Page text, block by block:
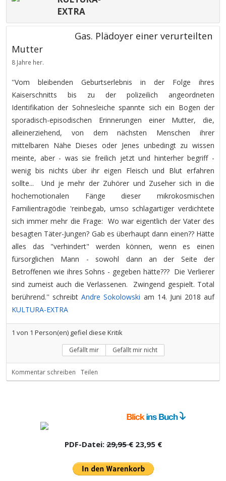
EXTRA
Gas. Plädoyer einer verurteilten
Mutter
8 Jahre her.
''Vom bleibenden Geburtserlebnis in der Folge ihres
Kaiserschnitts bis zu der polizeilich angeordneten
Identifikation der Sohnesleiche spannte sich ein Bogen der
sporadisch-episodischen Erinnerungen einer Mutter, die,
alleinerziehend, von dem nächsten Menschen ihrer
mittelbaren Nähe Dieses oder Jenes unbedingt zu wissen
meinte, aber - was sie freilich jetzt und hinterher begriff -
wenig bis nichts über ihr eigen Fleisch und Blut erfahren
sollte... Und je mehr der Zuhörer und Zuseher sich in die
hochemotionalen Fänge dieser mikrokosmischen
Familientragödie 'reinbegab, umso schlagartiger verdichtete
sich immer mehr die Frage: Wo war eigentlich der Vater des
besagten Täter-Jungen? Gab es überhaupt dann einen?? Hätte
alles das "verhindert" werden können, wenn es einen
fürsorglichen Mann - sowohl dann an der Seite der
Betroffenen wie ihres Sohns - gegeben hätte??? Die Verlierer
sind zumeist auch die Verlassenen. Zwingend gespielt. Total
berührend.'' schreibtAndre Sokolowski am 14. Juni 2018 auf
KULTURA-EXTRA
1 von 1 Person(en) gefiel diese Kritik
Gefällt mir Gefällt mir nicht
Kommentar schreiben Teilen
PDF-Datei:29,95 €23,95 €